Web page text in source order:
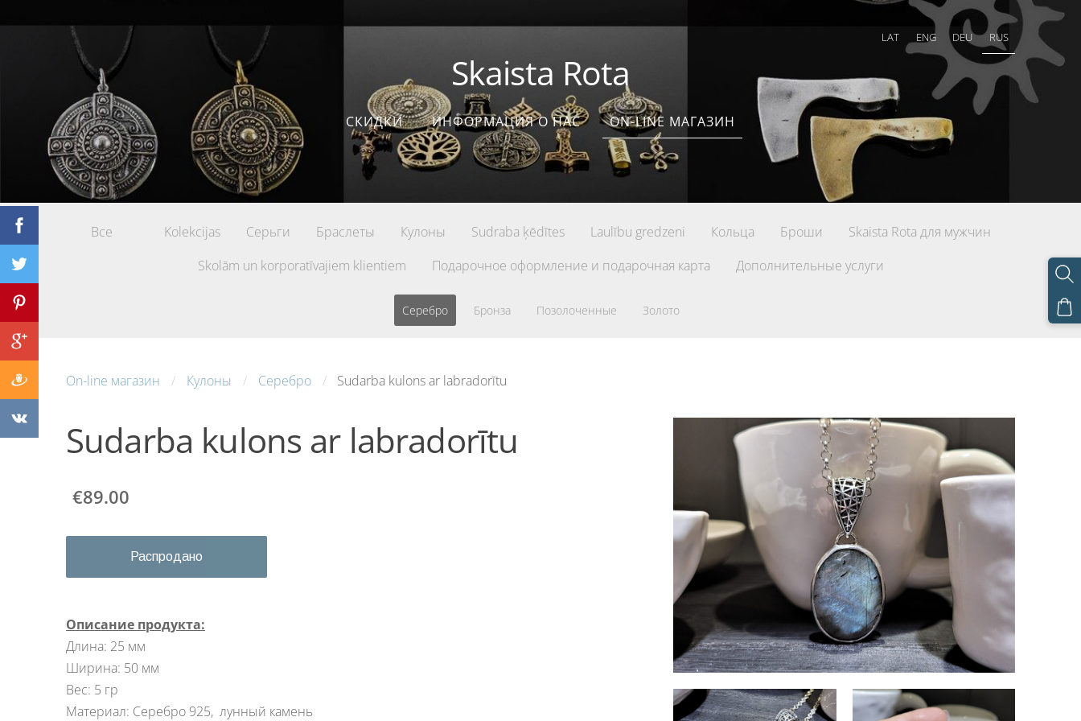
LAT ENG DEU RUS
Skaista Rota
СКИДКИ ИНФОРМАЦИЯ О НАС ON-LINE МАГАЗИН
Все Kolekcijas Серьги Браслеты Кулоны Sudraba ķēdītes Laulību gredzeni Кольца Броши
Skaista Rota для мужчин
Skolām un korporatīvajiem klientiem
Подарочное оформление и подарочная карта Дополнительные услуги
Серебро Бронза Позолоченные Золото
On-line магазин Кулоны Серебро Sudarba kulons ar labradorītu
Sudarba kulons ar labradorītu
€89.00
Распродано
Описание продукта:
Длина: 25 мм
Ширина: 50 мм
Вес: 5 гр
Материал: Серебро 925, лунный камень